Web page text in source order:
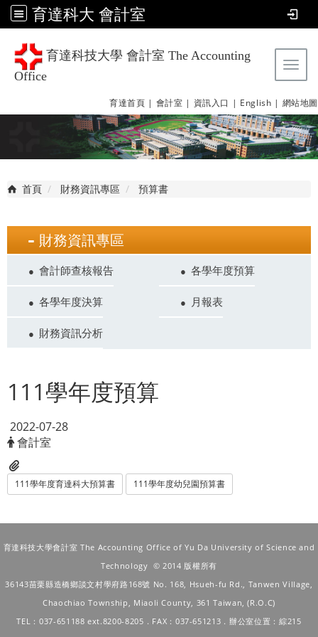
育達科大 會計室
育達科技大學 會計室 The Accounting
Office
育達首頁 | 會計室 | 資訊入口 | English | 網站地圖
首頁 財務資訊專區 預算書
財務資訊專區
會計師查核報告 各學年度預算
各學年度決算 月報表
財務資訊分析
111學年度預算
2022-07-28
會計室
111學年度育達科大預算書 111學年度幼兒園預算書
育達科技大學會計室 The Accounting Office of Yu Da University of Science and
Technology © 2014 版權所有
36143苗栗縣造橋鄉談文村學府路168號 No. 168, Hsueh-fu Rd., Tanwen Village,
Chaochiao Township, Miaoli County, 361 Taiwan, (R.O.C)
TEL：037-651188 ext.8200-8205．FAX：037-651213．辦公室位置：綜215